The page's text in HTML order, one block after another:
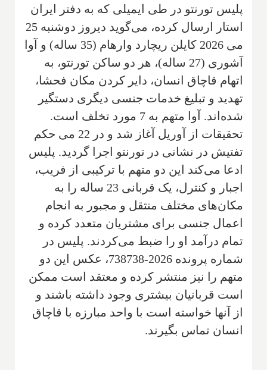
پلیس تورنتو در طی ایمیلی که به دفتر ایران
استار ارسال کرده، می‌گوید دیروز دوشنبه 25
می 2026 کایلن ریچارد وارهام (35 ساله) و آوا
آشوری (27 ساله)، هر دو ساکن تورنتو، به
اتهام قاچاق انسان، دایر کردن مکان فحشا،
تهدید و تبلیغ خدمات جنسی دیگری دستگیر
شده‌اند. آوا متهم به 7 مورد تخلف است.
تحقیقات از آوریل آغاز شد و در 22 می حکم
تفتیش در نشانی در تورنتو اجرا گردید. پلیس
ادعا می‌کند این دو متهم با ترکیبی از فریب،
اجبار و کنترل، یک قربانی 23 ساله را به
مکان‌های مختلف منتقل و مجبور به انجام
اعمال جنسی برای مشتریان متعدد کرده و
تمام درآمد او را ضبط می‌کردند. پلیس در
شماره پرونده 2026-738738، عکس این دو
متهم را نیز منتشر کرده و معتقد است ممکن
است قربانیان بیشتری وجود داشته باشند و
از آنها خواسته است با واحد مبارزه با قاچاق
انسان تماس بگیرند.